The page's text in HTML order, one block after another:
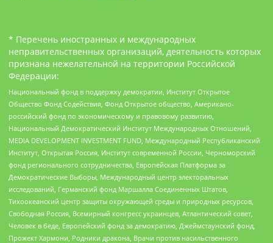
* Перечень иностранных и международных
неправительственных организаций, деятельность которых
признана нежелательной на территории Российской
Федерации:
Национальный фонд в поддержку демократии, Институт Открытое
Общество Фонд Содействия, Фонд Открытое общество, Американо-
российский фонд по экономическому и правовому развитию,
Национальный Демократический Институт Международных Отношений,
MEDIA DEVELOPMENT INVESTMENT FUND, Международный Республиканский
Институт, Открытая Россия, Институт современной России, Черноморский
фонд регионального сотрудничества, Европейская Платформа за
Демократические Выборы, Международный центр электоральных
исследований, Германский фонд Маршалла Соединенных Штатов,
Тихоокеанский центр защиты окружающей среды и природных ресурсов,
Свободная Россия, Всемирный конгресс украинцев, Атлантический совет,
Человек в беде, Европейский фонд за демократию, Джеймстаунский фонд,
Прожект Хармони, Родники дракона, Врачи против насильственного